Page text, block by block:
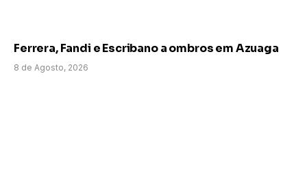
Ferrera, Fandi e Escribano a ombros em Azuaga
8 de Agosto, 2026